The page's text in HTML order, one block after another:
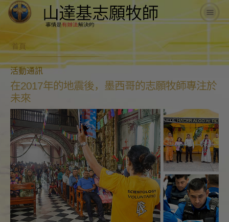
首頁
活動通訊
在2017年的地震後，墨西哥的志願牧師專注於
未來